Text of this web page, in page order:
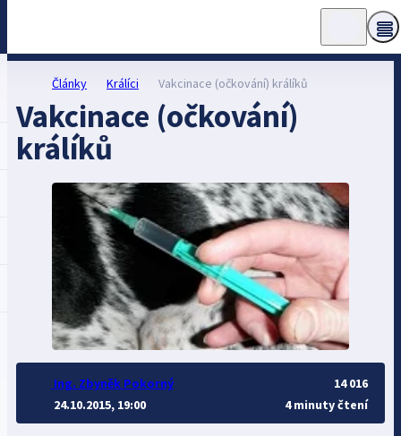
Články Králíci Vakcinace (očkování) králíků
Vakcinace (očkování)
králíků
Ing. Zbyněk Pokorný
24.10.2015, 19:00
14 016
4 minuty čtení